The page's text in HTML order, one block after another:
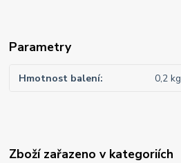
Parametry
Hmotnost balení 0,2 kg
Zboží zařazeno v kategoriích